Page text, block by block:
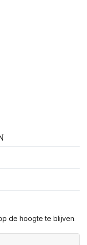
de hoogte te blijven.